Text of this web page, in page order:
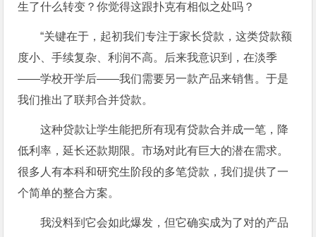
生了什么转变？你觉得这跟扑克有相似之处吗？
“关键在于，起初我们专注于家长贷款，这类贷款额
度小、手续复杂、利润不高。后来我意识到，在淡季
——学校开学后——我们需要另一款产品来销售。于是
我们推出了联邦合并贷款。
这种贷款让学生能把所有现有贷款合并成一笔，降
低利率，延长还款期限。市场对此有巨大的潜在需求。
很多人有本科和研究生阶段的多笔贷款，我们提供了一
个简单的整合方案。
我没料到它会如此爆发，但它确实成为了对的产品